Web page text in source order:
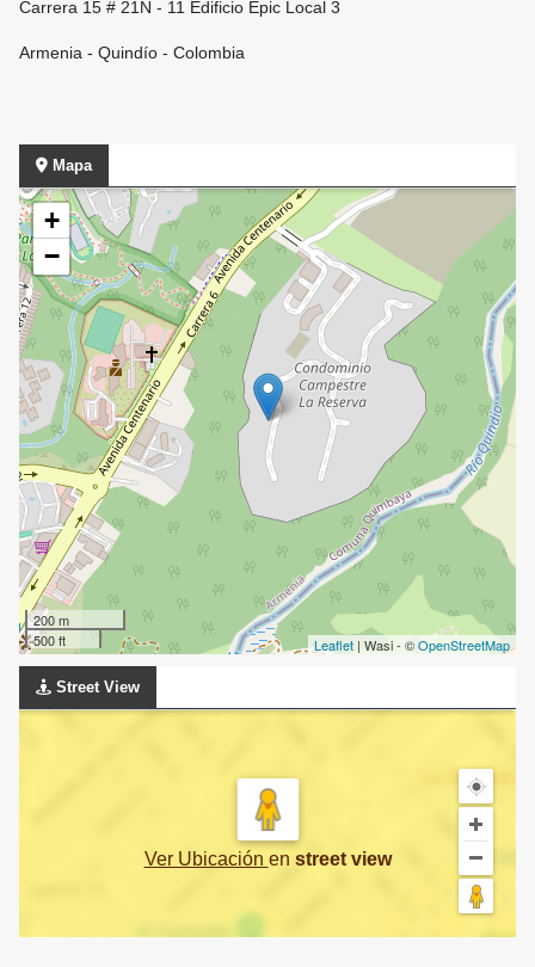
Carrera 15 # 21N - 11 Edificio Epic Local 3
Armenia - Quindío - Colombia
Mapa
+
−
200 m
500 ft
Leaflet | Wasi - ©OpenStreetMap
Street View
Ver Ubicación en street view